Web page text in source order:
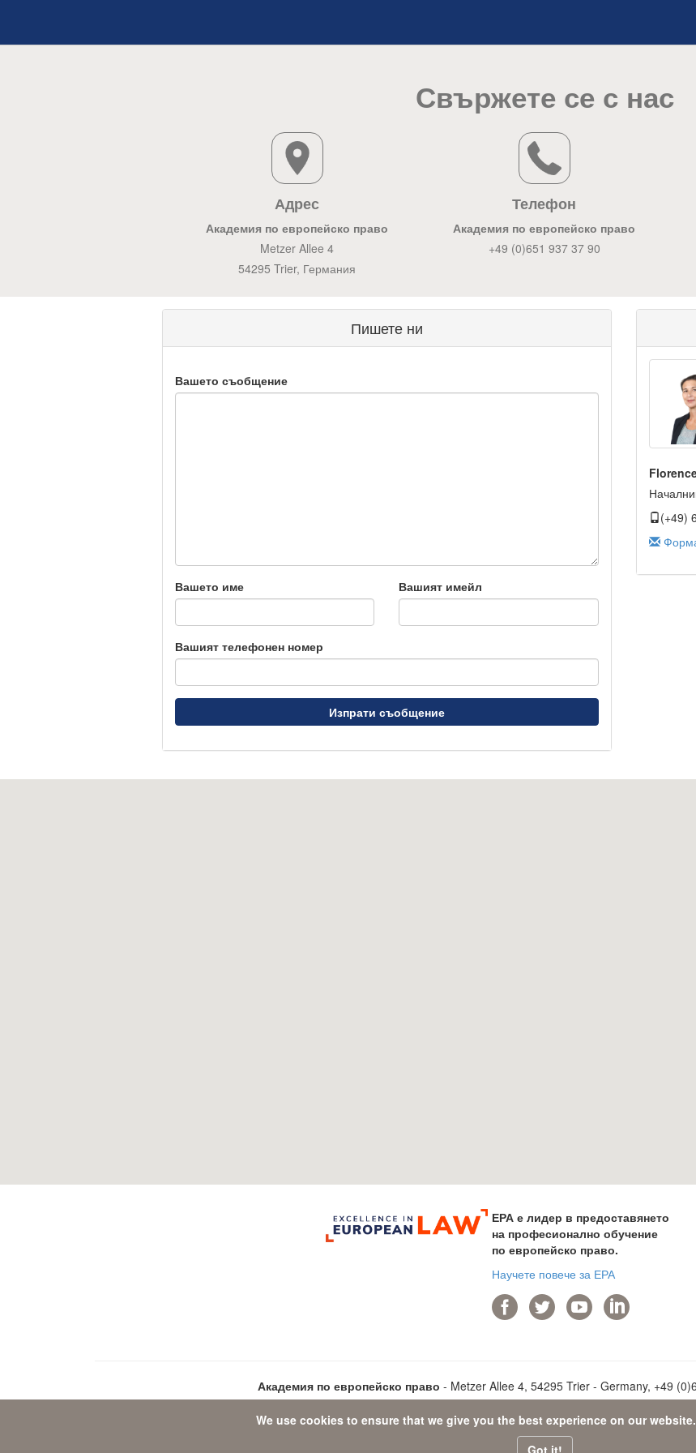
Свържете се с нас
Адрес
Академия по европейско право
Metzer Allee 4
54295 Trier, Германия
Телефон
Академия по европейско право
+49 (0)651 937 37 90
Пишете ни
Вашето съобщение
Вашето име Вашият имейл
Вашият телефонен номер
Изпрати съобщение
(+49)
Форма
We use cookies to ensure that we give you the best experience on our website.
Got it!
ЕРА е лидер в предоставянето
на професионално обучение
по европейско право.
Научете повече за ЕРА
Академия по европейско право - Metzer Allee 4, 54295 Trier - Germany, +49
Sitemap- © 2026 Академия по